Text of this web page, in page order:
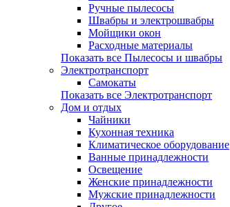
Ручные пылесосы
Швабры и электрошвабры
Мойщики окон
Расходные материалы
Показать все Пылесосы и швабры
Электротранспорт
Самокаты
Показать все Электротранспорт
Дом и отдых
Чайники
Кухонная техника
Климатическое оборудование
Ванные принадлежности
Освещение
Женские принадлежности
Мужские принадлежности